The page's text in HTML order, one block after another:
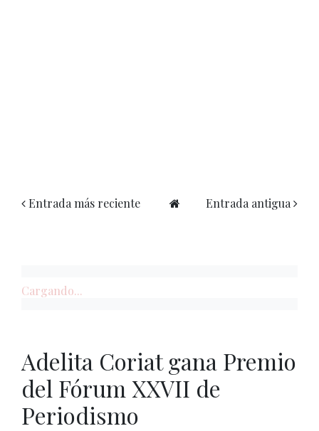
Entrada más reciente Entrada antigua
Cargando...
Adelita Coriat gana Premio
del Fórum XXVII de
Periodismo